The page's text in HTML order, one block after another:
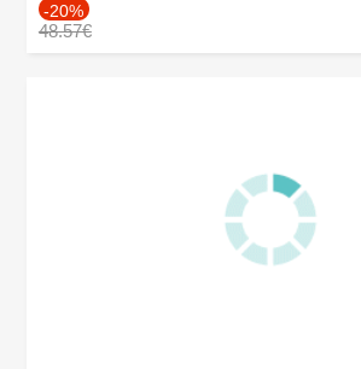
-20%
48.57€